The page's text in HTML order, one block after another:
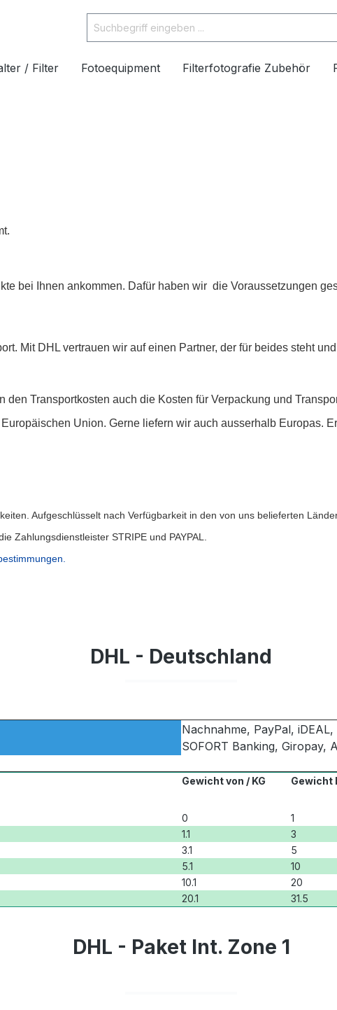
/ Filter Fotoequipment Filterfotografie Zubehör
bei Ihnen ankommen. Dafür haben wir die Voraussetzungen
Mit DHL vertrauen wir auf einen Partner, der für beides steht
Transportkosten auch die Kosten für Verpackung und
Union. Gerne liefern wir auch ausserhalb Europas.
Aufgeschlüsselt nach Verfügbarkeit in den von uns belieferten
Zahlungsdienstleister STRIPE und PAYPAL.
DHL - Deutschland
Nachnahme, PayPal,
SOFORT Banking, Giropay,
Gewicht von / KG Gewicht
0 1
1.1
3
3.1
5
5.1
10
10.1
20
20.1
31.5
DHL - Paket Int. Zone 1